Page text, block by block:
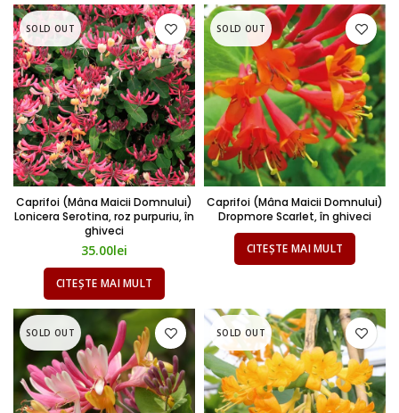
SOLD OUT
Caprifoi (Mâna Maicii Domnului)
Lonicera Serotina, roz purpuriu, în
ghiveci
35.00lei
CITEȘTE MAI MULT
SOLD OUT
Caprifoi (Mâna Maicii Domnului)
Dropmore Scarlet, în ghiveci
CITEȘTE MAI MULT
SOLD OUT SOLD OUT